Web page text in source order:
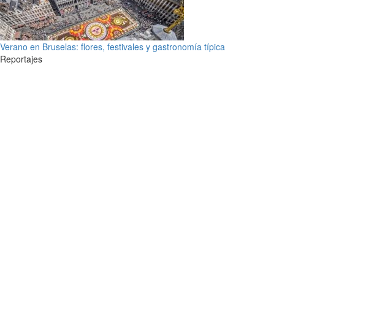
Verano en Bruselas: flores, festivales y gastronomía típica
Reportajes